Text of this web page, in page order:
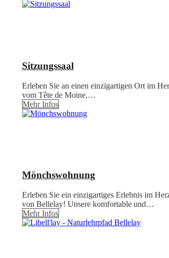
Sitzungssaal
Erleben Sie an einen einzigartigen Ort im
vom Tête de Moine,…
Mehr Infos
Mönchswohnung
Erleben Sie ein einzigartiges Erlebnis im
von Bellelay! Unsere komfortable und…
Mehr Infos